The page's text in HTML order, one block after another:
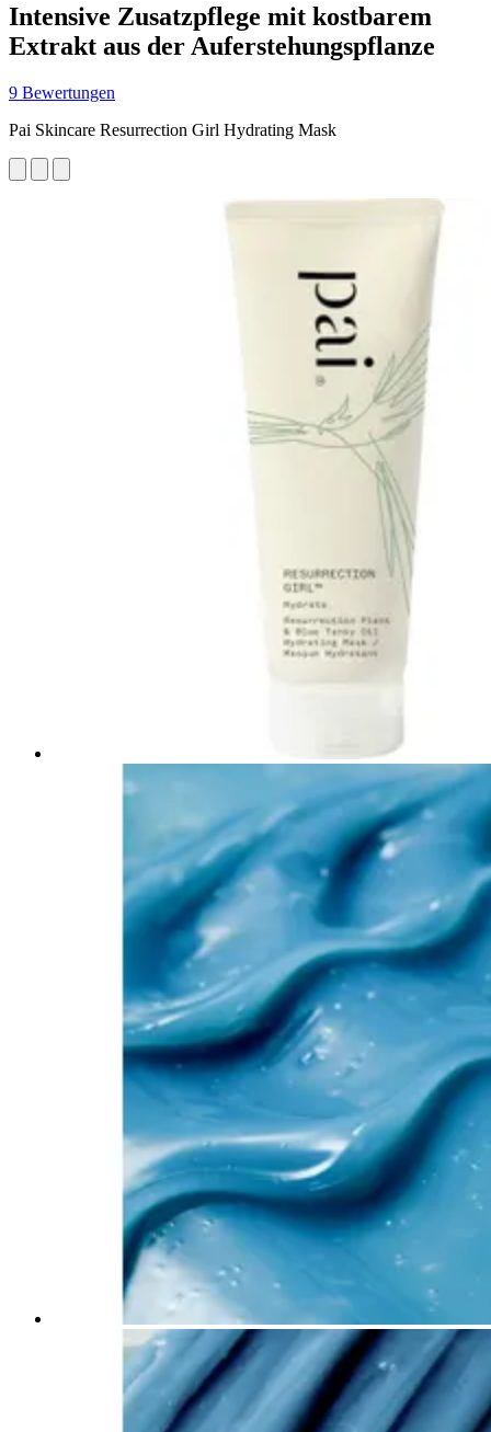
Intensive Zusatzpflege mit kostbarem
Extrakt aus der Auferstehungspflanze
9 Bewertungen
Pai Skincare Resurrection Girl Hydrating Mask